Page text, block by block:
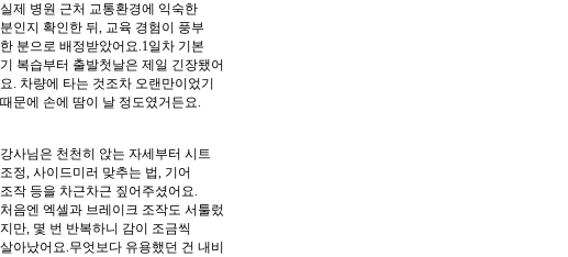
실제 병원 근처 교통환경에 익숙한
분인지 확인한 뒤, 교육 경험이 풍부
한 분으로 배정받았어요.1일차 기본
기 복습부터 출발첫날은 제일 긴장됐어
요. 차량에 타는 것조차 오랜만이었기
때문에 손에 땀이 날 정도였거든요.
강사님은 천천히 앉는 자세부터 시트
조정, 사이드미러 맞추는 법, 기어
조작 등을 차근차근 짚어주셨어요.
처음엔 엑셀과 브레이크 조작도 서툴렀
지만, 몇 번 반복하니 감이 조금씩
살아났어요.무엇보다 유용했던 건 내비